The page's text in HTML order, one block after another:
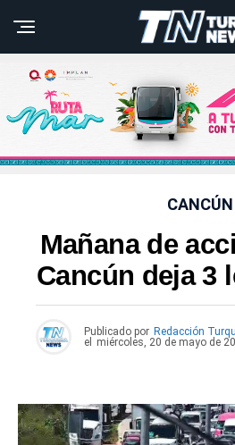
CANCÚN
Mañana de
Cancún deja 3
Publicado por Redacción
el
miércoles, 20 de mayo de